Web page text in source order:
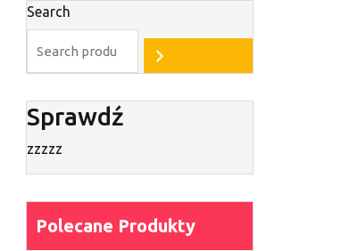
Search
Sprawdź
zzzzz
Polecane Produkty